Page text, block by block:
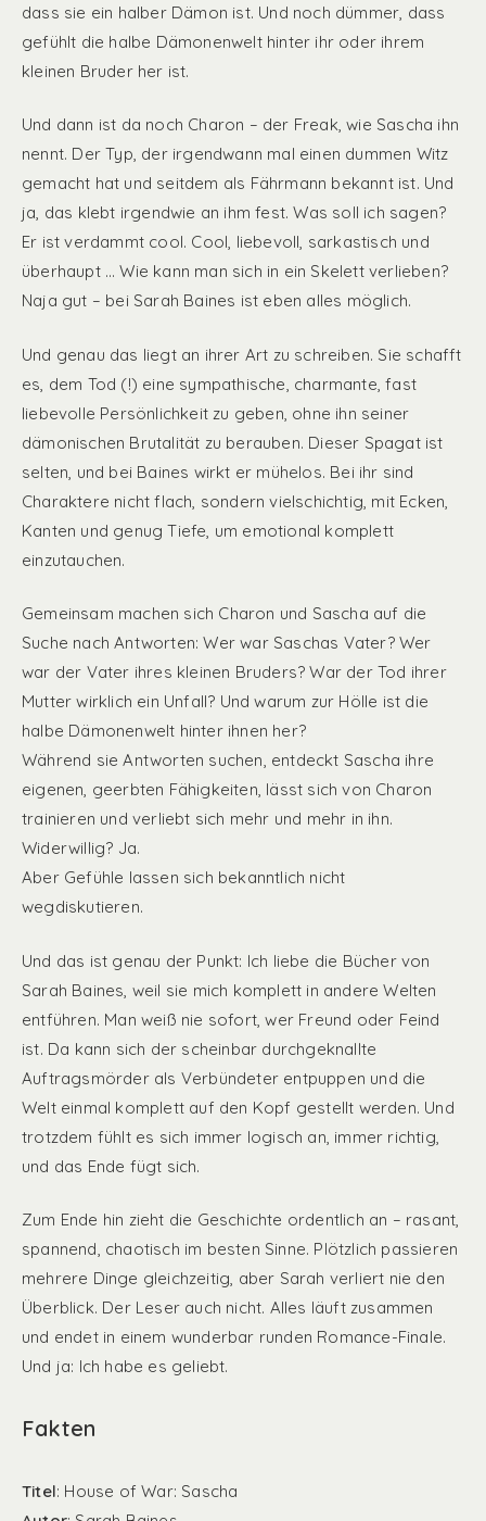
dass sie ein halber Dämon ist. Und noch dümmer, dass
gefühlt die halbe Dämonenwelt hinter ihr oder ihrem
kleinen Bruder her ist.
Und dann ist da noch Charon – der Freak, wie Sascha ihn
nennt. Der Typ, der irgendwann mal einen dummen Witz
gemacht hat und seitdem als Fährmann bekannt ist. Und
ja, das klebt irgendwie an ihm fest. Was soll ich sagen?
Er ist verdammt cool. Cool, liebevoll, sarkastisch und
überhaupt … Wie kann man sich in ein Skelett verlieben?
Naja gut – bei Sarah Baines ist eben alles möglich.
Und genau das liegt an ihrer Art zu schreiben. Sie schafft
es, dem Tod (!) eine sympathische, charmante, fast
liebevolle Persönlichkeit zu geben, ohne ihn seiner
dämonischen Brutalität zu berauben. Dieser Spagat ist
selten, und bei Baines wirkt er mühelos. Bei ihr sind
Charaktere nicht flach, sondern vielschichtig, mit Ecken,
Kanten und genug Tiefe, um emotional komplett
einzutauchen.
Gemeinsam machen sich Charon und Sascha auf die
Suche nach Antworten: Wer war Saschas Vater? Wer
war der Vater ihres kleinen Bruders? War der Tod ihrer
Mutter wirklich ein Unfall? Und warum zur Hölle ist die
halbe Dämonenwelt hinter ihnen her?
Während sie Antworten suchen, entdeckt Sascha ihre
eigenen, geerbten Fähigkeiten, lässt sich von Charon
trainieren und verliebt sich mehr und mehr in ihn.
Widerwillig? Ja.
Aber Gefühle lassen sich bekanntlich nicht
wegdiskutieren.
Und das ist genau der Punkt: Ich liebe die Bücher von
Sarah Baines, weil sie mich komplett in andere Welten
entführen. Man weiß nie sofort, wer Freund oder Feind
ist. Da kann sich der scheinbar durchgeknallte
Auftragsmörder als Verbündeter entpuppen und die
Welt einmal komplett auf den Kopf gestellt werden. Und
trotzdem fühlt es sich immer logisch an, immer richtig,
und das Ende fügt sich.
Zum Ende hin zieht die Geschichte ordentlich an – rasant,
spannend, chaotisch im besten Sinne. Plötzlich passieren
mehrere Dinge gleichzeitig, aber Sarah verliert nie den
Überblick. Der Leser auch nicht. Alles läuft zusammen
und endet in einem wunderbar runden Romance-Finale.
Und ja: Ich habe es geliebt.
Fakten
Titel: House of War: Sascha